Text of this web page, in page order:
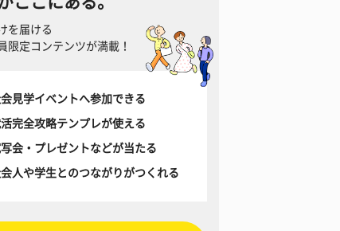
を届ける
限定コンテンツが満載！
見学イベントへ参加できる
完全攻略テンプレが使える
会・プレゼントなどが当たる
人や学生とのつながりがつくれる